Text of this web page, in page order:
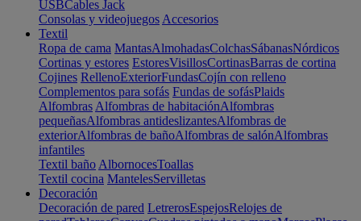
USBCables Jack
Consolas y videojuegos Accesorios
Textil
Ropa de cama MantasAlmohadasColchasSábanasNórdicos
Cortinas y estores EstoresVisillosCortinasBarras de cortina
Cojines RellenoExteriorFundasCojín con relleno
Complementos para sofás Fundas de sofásPlaids
Alfombras Alfombras de habitaciónAlfombras
pequeñasAlfombras antideslizantesAlfombras de
exteriorAlfombras de bañoAlfombras de salónAlfombras
infantiles
Textil baño AlbornocesToallas
Textil cocina MantelesServilletas
Decoración
Decoración de pared LetrerosEspejosRelojes de